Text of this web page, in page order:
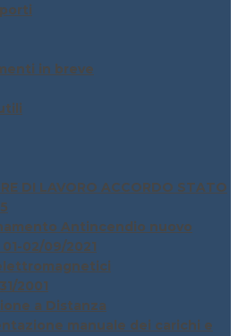
in breve
DI LAVORO ACCORDO STATO
Antincendio nuovo
02/09/2021
2001
a Distanza
manuale dei carichi e